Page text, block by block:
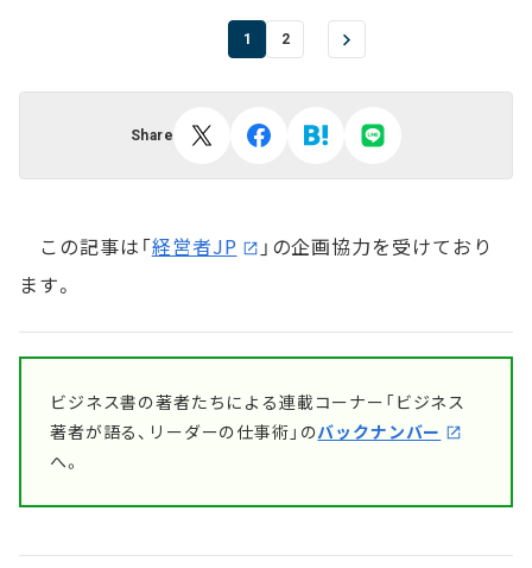
1 2
Share
この記事は「経営者JP
」の企画協力を受けており
ます。
ビジネス書の著者たちによる連載コーナー「ビジネス
著者が語る、リーダーの仕事術」のバックナンバー
へ。